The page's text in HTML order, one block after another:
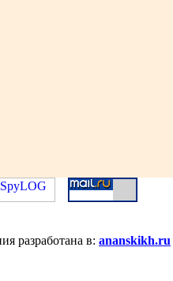
разработана в: ananskikh.ru